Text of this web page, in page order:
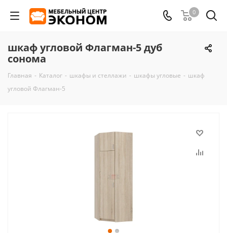
0
шкаф угловой Флагман-5 дуб
сонома
Главная - Каталог - шкафы и стеллажи - шкафы угловые - шкаф
угловой Флагман-5